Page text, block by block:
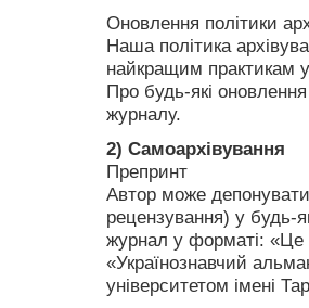
Оновлення політики
Наша політика
найкращим практикам у
Про будь-які
журналу.
2) Самоархівування
Препринт
Автор може
рецензування) у будь-
журнал у форматі: «Це
«Українознавчий
університетом імені